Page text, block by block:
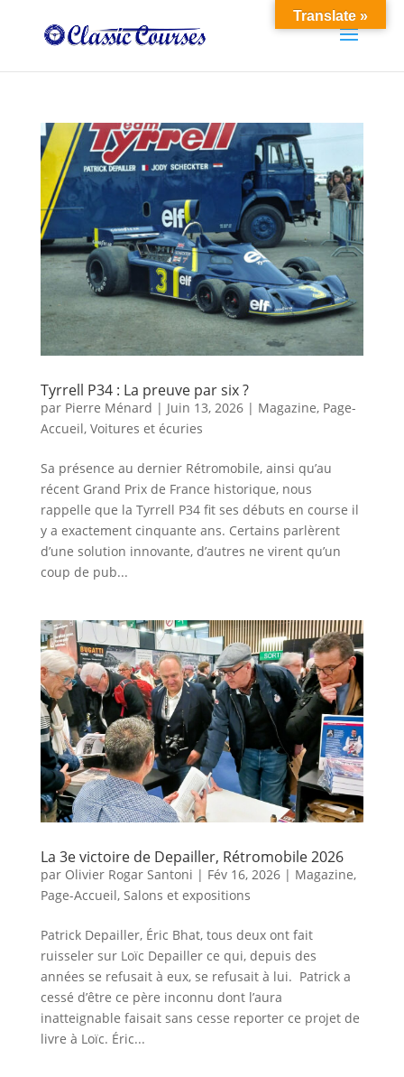
Tyrrell P34 : La preuve par six ?
par Pierre Ménard | Juin 13, 2026| Magazine, Page-
Accueil, Voitures et écuries
Sa présence au dernier Rétromobile, ainsi qu’au
récent Grand Prix de France historique, nous
rappelle que la Tyrrell P34 fit ses débuts en course il
y a exactement cinquante ans. Certains parlèrent
d’une solution innovante, d’autres ne virent qu’un
coup de pub...
La 3e victoire de Depailler, Rétromobile 2026
par Olivier Rogar Santoni | Fév 16, 2026| Magazine,
Page-Accueil, Salons et expositions
Patrick Depailler, Éric Bhat, tous deux ont fait
ruisseler sur Loïc Depailler ce qui, depuis des
années se refusait à eux, se refusait à lui. Patrick a
cessé d’être ce père inconnu dont l’aura
inatteignable faisait sans cesse reporter ce projet de
livre à Loïc. Éric...
Translate »